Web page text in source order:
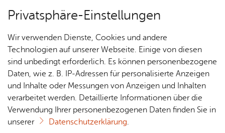
Über­sicht Bür­ger & Stadt
Essen & Trin­ken
Privatsphäre-Einstellungen
Wir verwenden Dienste, Cookies und andere
Technologien auf unserer Webseite. Einige von diesen
sind unbedingt erforderlich. Es können personenbezogene
Daten, wie z. B. IP-Adressen für personalisierte Anzeigen
und Inhalte oder Messungen von Anzeigen und Inhalten
verarbeitet werden. Detaillierte Informationen über die
Verwendung Ihrer personenbezogenen Daten finden Sie in
unserer
Datenschutzerklärung.